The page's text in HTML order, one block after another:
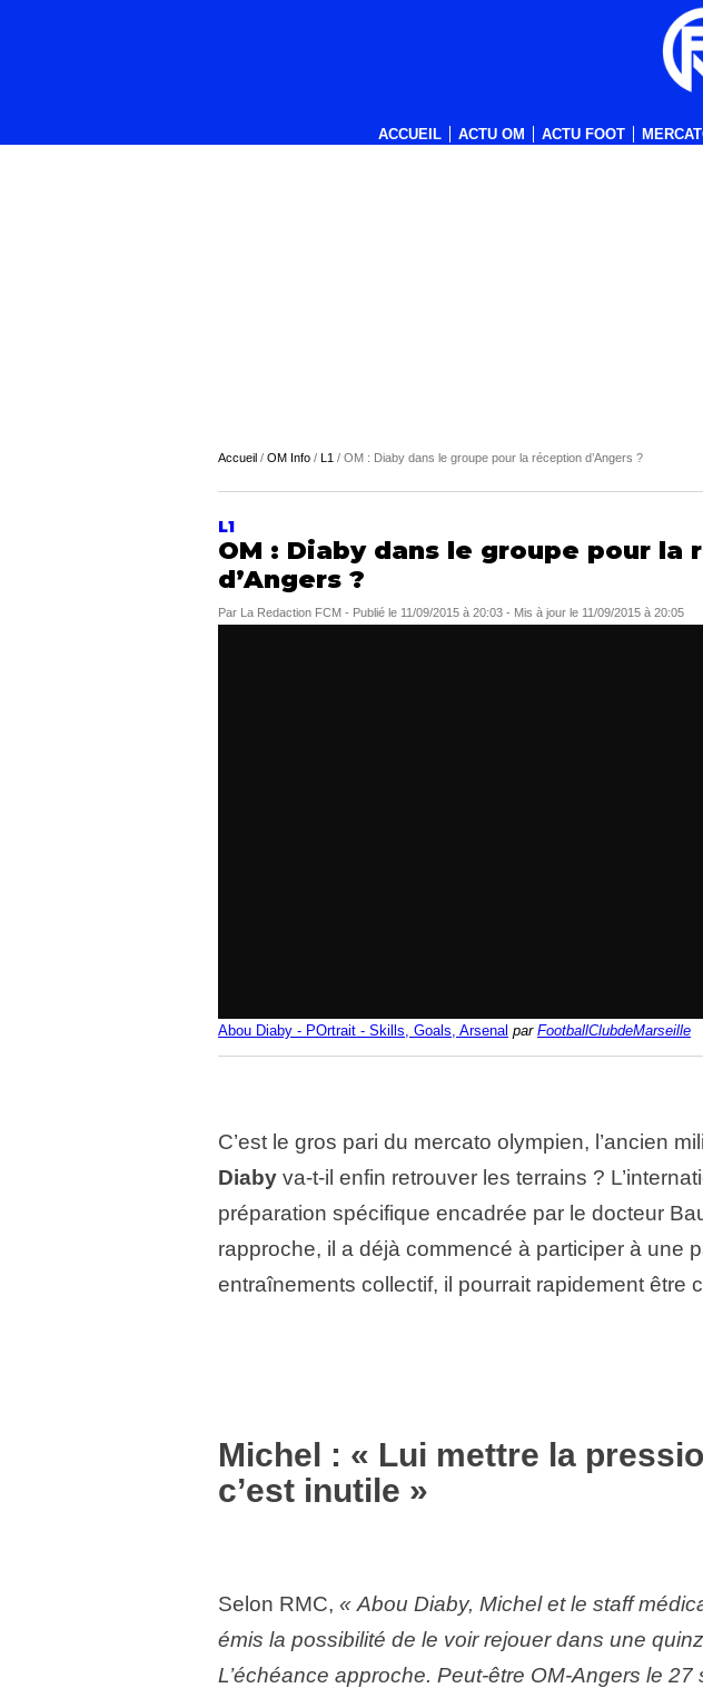
ACCUEIL ACTU OM ACTU FOOT
Accueil / OM Info / L1 / OM : Diaby dans le groupe pour la réception d’Angers ?
L1
OM : Diaby dans le groupe pour la
d’Angers ?
Par La Redaction FCM - Publié le 11/09/2015 à 20:03 - Mis à jour le 11/09/2015 à 20:05
Abou Diaby - POrtrait - Skills, Goals, Arsenal par FootballClubdeMarseille
C’est le gros pari du mercato olympien, l’ancien
Diaby va-t-il enfin retrouver les terrains ?
préparation spécifique encadrée par le docteur
rapproche, il a déjà commencé à participer à une
entraînements collectif, il pourrait rapidement être
Michel : « Lui mettre la
c’est inutile »
Selon RMC, « Abou Diaby, Michel et le staff
émis la possibilité de le voir rejouer dans une
L’échéance approche. Peut-être OM-Angers le